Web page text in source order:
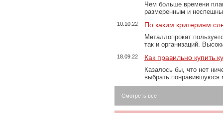
Чем больше времени
размеренным и
10.10.22 По каким критериям
Металлопрокат
так и организаций.
18.09.22 Как правильно купить
Казалось бы, что нет
выбрать
Смотреть все